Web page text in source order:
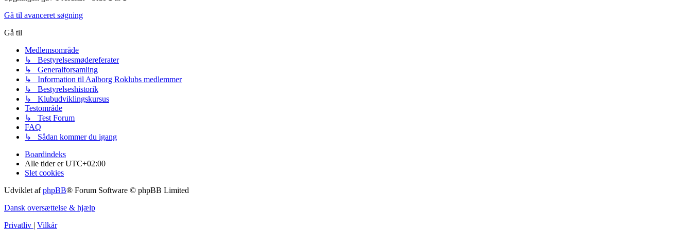
Gå til avanceret søgning
Gå til
Medlemsområde
↳ Bestyrelsesmødereferater
↳ Generalforsamling
↳ Information til Aalborg Roklubs medlemmer
↳ Bestyrelseshistorik
↳ Klubudviklingskursus
Testområde
↳ Test Forum
FAQ
↳ Sådan kommer du igang
Boardindeks
Alle tider erUTC+02:00
Slet cookies
Udviklet afphpBB® Forum Software © phpBB Limited
Dansk oversættelse & hjælp
Privatliv
Vilkår